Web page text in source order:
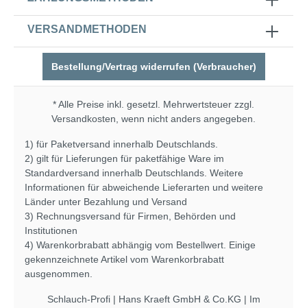
VERSANDMETHODEN
Bestellung/Vertrag widerrufen (Verbraucher)
* Alle Preise inkl. gesetzl. Mehrwertsteuer zzgl.
Versandkosten , wenn nicht anders angegeben.
1) für Paketversand innerhalb Deutschlands.
2) gilt für Lieferungen für paketfähige Ware im
Standardversand innerhalb Deutschlands. Weitere
Informationen für abweichende Lieferarten und weitere
Länder unter Bezahlung und Versand
3) Rechnungsversand für Firmen, Behörden und
Institutionen
4) Warenkorbrabatt abhängig vom Bestellwert. Einige
gekennzeichnete Artikel vom Warenkorbrabatt
ausgenommen.
Schlauch-Profi | Hans Kraeft GmbH & Co.KG | Im